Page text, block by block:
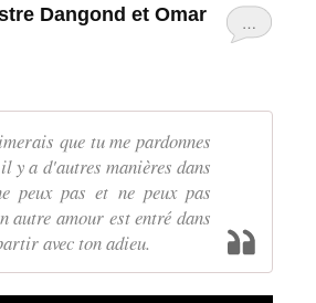
…
Dangond et Omar
que tu me pardonnes
y a d'autres manières dans
pas et ne peux pas
amour est entré dans
avec ton adieu.